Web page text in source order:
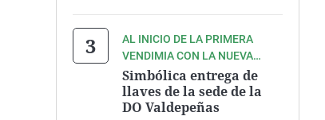
AL INICIO DE LA PRIMERA
VENDIMIA CON LA NUEVA
INTERPROFESIONAL
Simbólica entrega de
llaves de la sede de la
DO Valdepeñas